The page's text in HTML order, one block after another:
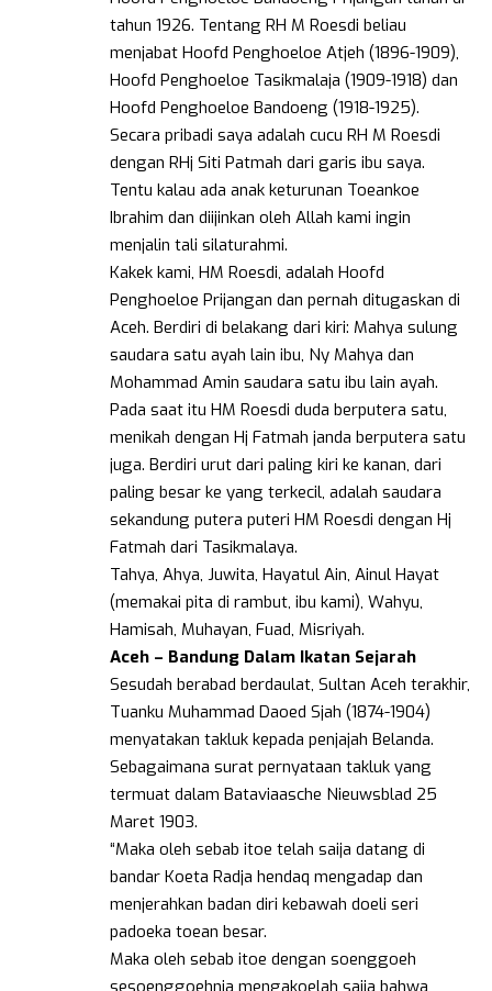
tahun 1926. Tentang RH M Roesdi beliau
menjabat Hoofd Penghoeloe Atjeh (1896-1909),
Hoofd Penghoeloe Tasikmalaja (1909-1918) dan
Hoofd Penghoeloe Bandoeng (1918-1925).
Secara pribadi saya adalah cucu RH M Roesdi
dengan RHj Siti Patmah dari garis ibu saya.
Tentu kalau ada anak keturunan Toeankoe
Ibrahim dan diijinkan oleh Allah kami ingin
menjalin tali silaturahmi.
Kakek kami, HM Roesdi, adalah Hoofd
Penghoeloe Prijangan dan pernah ditugaskan di
Aceh. Berdiri di belakang dari kiri: Mahya sulung
saudara satu ayah lain ibu, Ny Mahya dan
Mohammad Amin saudara satu ibu lain ayah.
Pada saat itu HM Roesdi duda berputera satu,
menikah dengan Hj Fatmah janda berputera satu
juga. Berdiri urut dari paling kiri ke kanan, dari
paling besar ke yang terkecil, adalah saudara
sekandung putera puteri HM Roesdi dengan Hj
Fatmah dari Tasikmalaya.
Tahya, Ahya, Juwita, Hayatul Ain, Ainul Hayat
(memakai pita di rambut, ibu kami), Wahyu,
Hamisah, Muhayan, Fuad, Misriyah.
Aceh – Bandung Dalam Ikatan Sejarah
Sesudah berabad berdaulat, Sultan Aceh terakhir,
Tuanku Muhammad Daoed Sjah (1874-1904)
menyatakan takluk kepada penjajah Belanda.
Sebagaimana surat pernyataan takluk yang
termuat dalam Bataviaasche Nieuwsblad 25
Maret 1903.
“Maka oleh sebab itoe telah saija datang di
bandar Koeta Radja hendaq mengadap dan
menjerahkan badan diri kebawah doeli seri
padoeka toean besar.
Maka oleh sebab itoe dengan soenggoeh
sesoenggoehnja mengakoelah saija bahwa